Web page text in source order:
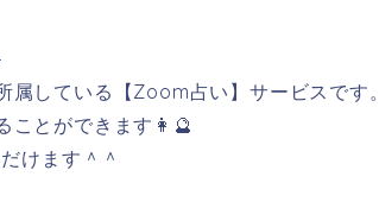
している【Zoom占い】サービスです。
ことができます👩🔮
けます＾＾